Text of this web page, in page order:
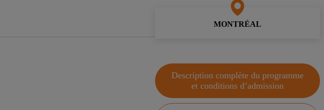
MONTRÉAL
Description complète du programme
et conditions d’admission